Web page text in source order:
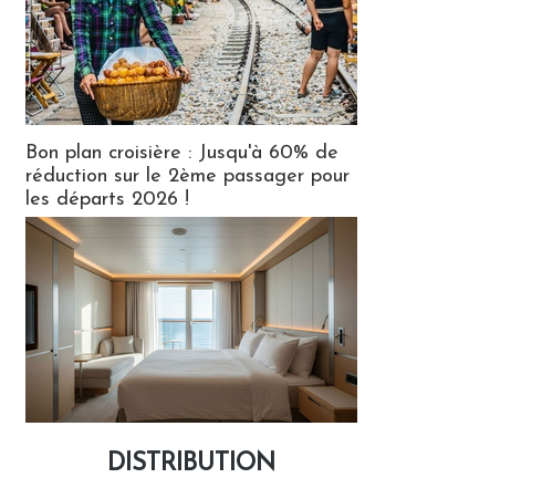
Bon plan croisière : Jusqu'à 60% de
réduction sur le 2ème passager pour
les départs 2026 !
DISTRIBUTION